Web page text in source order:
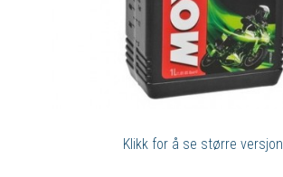
Klikk for å se større versjon